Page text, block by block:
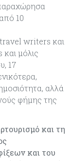
10
writers και
μόλις
17
αλλά
φήμης της
και τη
και του